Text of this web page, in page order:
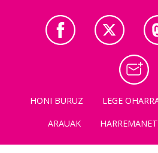
HONI BURUZ LEGE
ARAUAK